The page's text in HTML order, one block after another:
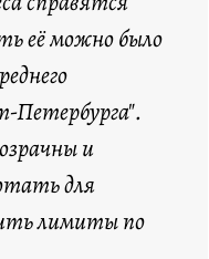
её можно было
Петербурга".
и
для
лимиты по